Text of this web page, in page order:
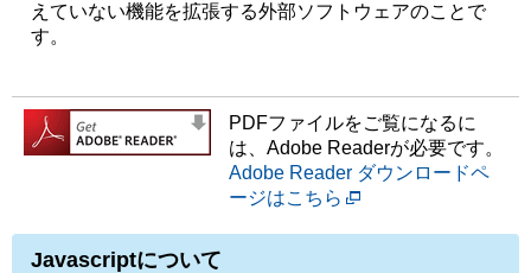
えていない機能を拡張する外部ソフトウェアのことで
す。
PDFファイルをご覧になるに
は、Adobe Readerが必要です。
Adobe Reader ダウンロードペ
ージはこちら
Javascriptについて